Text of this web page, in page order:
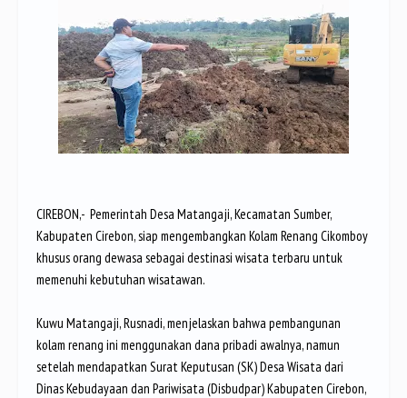
CIREBON,- Pemerintah Desa Matangaji, Kecamatan Sumber,
Kabupaten Cirebon, siap mengembangkan Kolam Renang Cikomboy
khusus orang dewasa sebagai destinasi wisata terbaru untuk
memenuhi kebutuhan wisatawan.
Kuwu Matangaji, Rusnadi, menjelaskan bahwa pembangunan
kolam renang ini menggunakan dana pribadi awalnya, namun
setelah mendapatkan Surat Keputusan (SK) Desa Wisata dari
Dinas Kebudayaan dan Pariwisata (Disbudpar) Kabupaten Cirebon,